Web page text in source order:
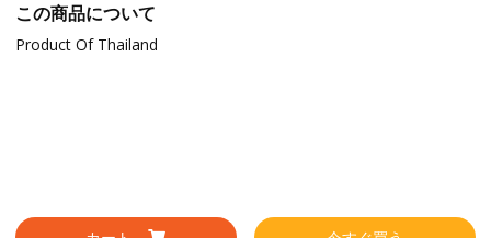
この商品について
Product Of Thailand